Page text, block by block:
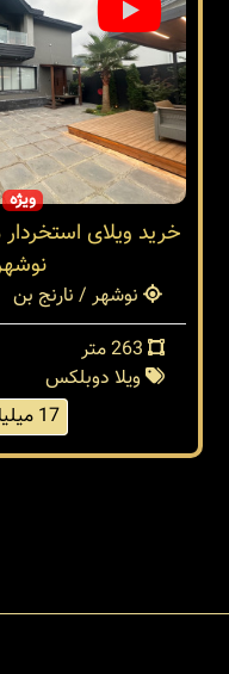
ویژه
خرید ویلای
نوشهر / نارنج بن
ویلا دوبلکس
17 میلیارد